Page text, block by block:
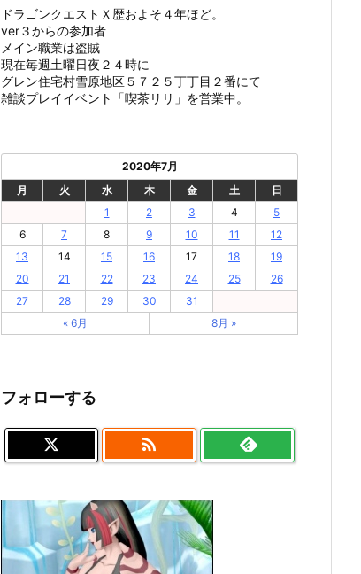
ドラゴンクエストＸ歴およそ４年ほど。
ver３からの参加者
メイン職業は盗賊
現在毎週土曜日夜２４時に
グレン住宅村雪原地区５７２５丁丁目２番にて
雑談プレイイベント「喫茶リリ」を営業中。
2020年7月
月
火 水 木 金 土
日
1
2 3 4
5
6
7 8 9 10 11
12
13
14 15 16 17 18
19
20
21 22 23 24 25
26
27
28 29 30
31
« 6月
8月 »
フォローする
